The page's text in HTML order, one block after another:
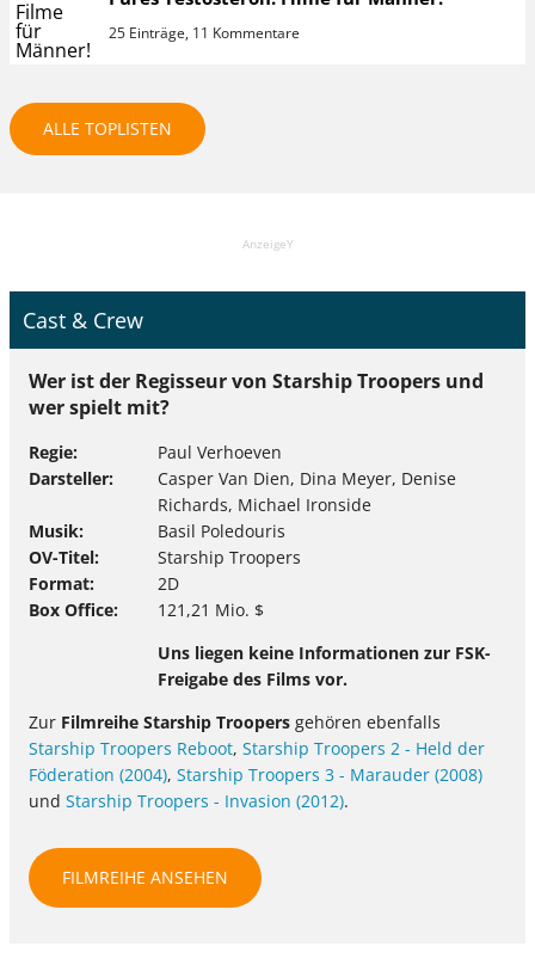
25 Einträge, 11 Kommentare
ALLE TOPLISTEN
AnzeigeY
Cast & Crew
Wer ist der Regisseur von Starship Troopers und
wer spielt mit?
Regie
Paul Verhoeven
Darsteller
Casper Van Dien, Dina Meyer, Denise
Richards, Michael Ironside
Musik
Basil Poledouris
OV-Titel
Starship Troopers
Format
2D
Box Office
121,21 Mio. $
Uns liegen keine Informationen zur FSK-
Freigabe des Films vor.
Zur Filmreihe Starship Troopers gehören ebenfalls
Starship Troopers Reboot, Starship Troopers 2 - Held der
Föderation (2004), Starship Troopers 3 - Marauder (2008)
und Starship Troopers - Invasion (2012).
FILMREIHE ANSEHEN